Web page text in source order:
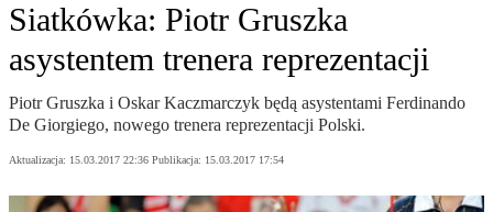
Siatkówka: Piotr Gruszka
asystentem trenera reprezentacji
Piotr Gruszka i Oskar Kaczmarczyk będą asystentami Ferdinando
De Giorgiego, nowego trenera reprezentacji Polski.
Aktualizacja: 15.03.2017 22:36 Publikacja: 15.03.2017 17:54